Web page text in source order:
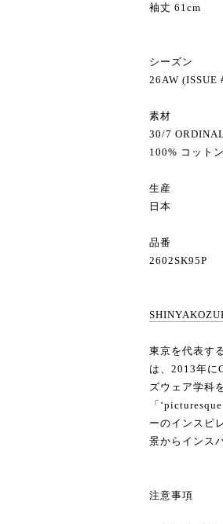
袖丈 61cm
シーズン
26AW (ISSUE
素材
30/7
100% コットン
生産
日本
品番
2602SK95P
東京を代表す
は、2013年
ズウェア学科
「
ーのインスピ
景からインス
注意事項